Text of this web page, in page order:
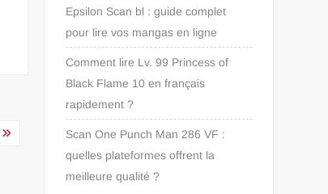
Epsilon Scan bl : guide complet
pour lire vos mangas en ligne
Comment lire Lv. 99 Princess of
Black Flame 10 en français
rapidement ?
Scan One Punch Man 286 VF :
quelles plateformes offrent la
meilleure qualité ?